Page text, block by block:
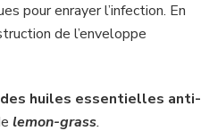
pour enrayer l’infection. En
de l’enveloppe
des huiles essentielles anti-
lemon-grass.